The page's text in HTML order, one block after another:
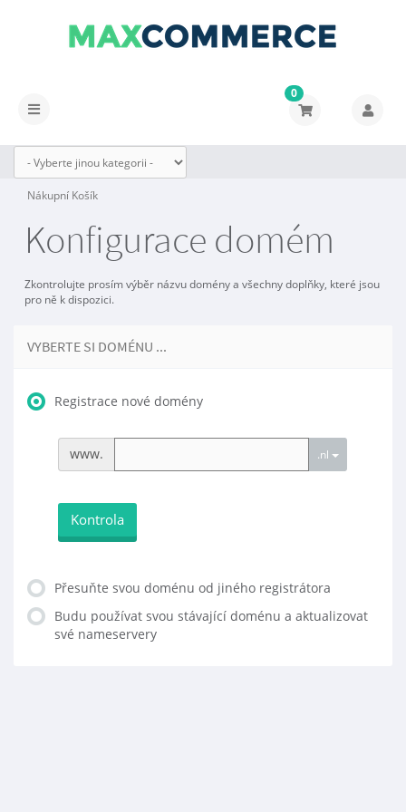
Přepnout
0
Nákupní Košík
Konfigurace domém
Zkontrolujte prosím výběr názvu domény a všechny doplňky, které jsou
pro ně k dispozici.
VYBERTE SI DOMÉNU ...
Registrace nové domény
www. .nl
Kontrola
Přesuňte svou doménu od jiného registrátora
Budu používat svou stávající doménu a aktualizovat
své nameservery